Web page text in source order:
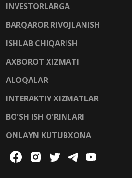
INVESTORLARGA
BARQAROR RIVOJLANISH
ISHLAB CHIQARISH
AXBOROT XIZMATI
ALOQALAR
INTERAKTIV XIZMATLAR
BO'SH ISH O'RINLARI
ONLAYN KUTUBXONA